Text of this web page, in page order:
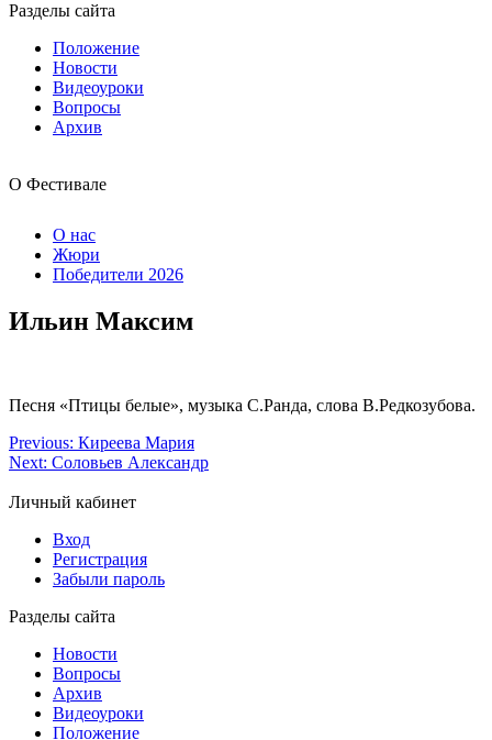
Разделы сайта
Положение
Новости
Видеоуроки
Вопросы
Архив
О Фестивале
О нас
Жюри
Победители 2026
Ильин Максим
Песня «Птицы белые», музыка С.Ранда, слова В.Редкозубова.
Previous: Киреева Мария
Next: Соловьев Александр
Личный кабинет
Вход
Регистрация
Забыли пароль
Разделы сайта
Новости
Вопросы
Архив
Видеоуроки
Положение